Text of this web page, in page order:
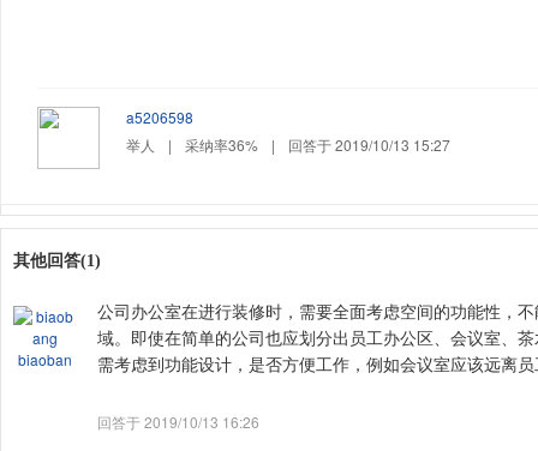
a5206598
举人
| 采纳率36% | 回答于 2019/10/13 15:27
其他回答(1)
biaoban
公司办公室在进行装修时，需要全面考虑空间的功能性
域。即使在简单的公司也应划分出员工办公区、会议室
需考虑到功能设计，是否方便工作，例如会议室应该远离员
回答于 2019/10/13 16:26